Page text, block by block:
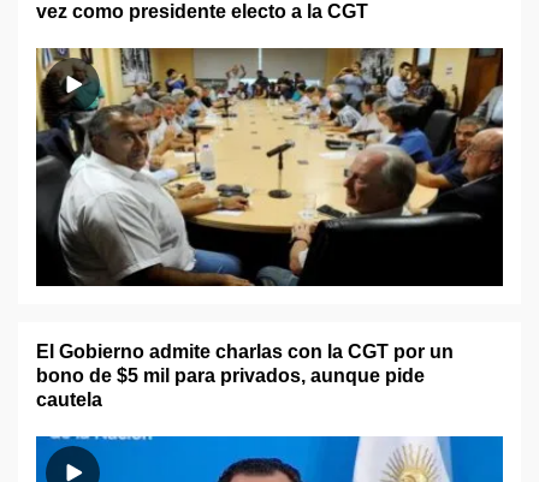
vez como presidente electo a la CGT
El Gobierno admite charlas con la CGT por un
bono de $5 mil para privados, aunque pide
cautela